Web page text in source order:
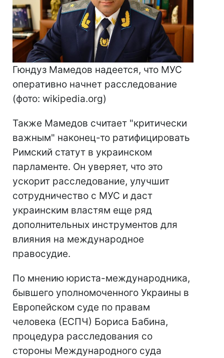
Гюндуз Мамедов надеется, что МУС
оперативно начнет расследование
(фото: wikipedia.org)
Также Мамедов считает "критически
важным" наконец-то ратифицировать
Римский статут в украинском
парламенте. Он уверяет, что это
ускорит расследование, улучшит
сотрудничество с МУС и даст
украинским властям еще ряд
дополнительных инструментов для
влияния на международное
правосудие.
По мнению юриста-международника,
бывшего уполномоченного Украины в
Европейском суде по правам
человека (ЕСПЧ) Бориса Бабина,
процедура расследования со
стороны Международного суда